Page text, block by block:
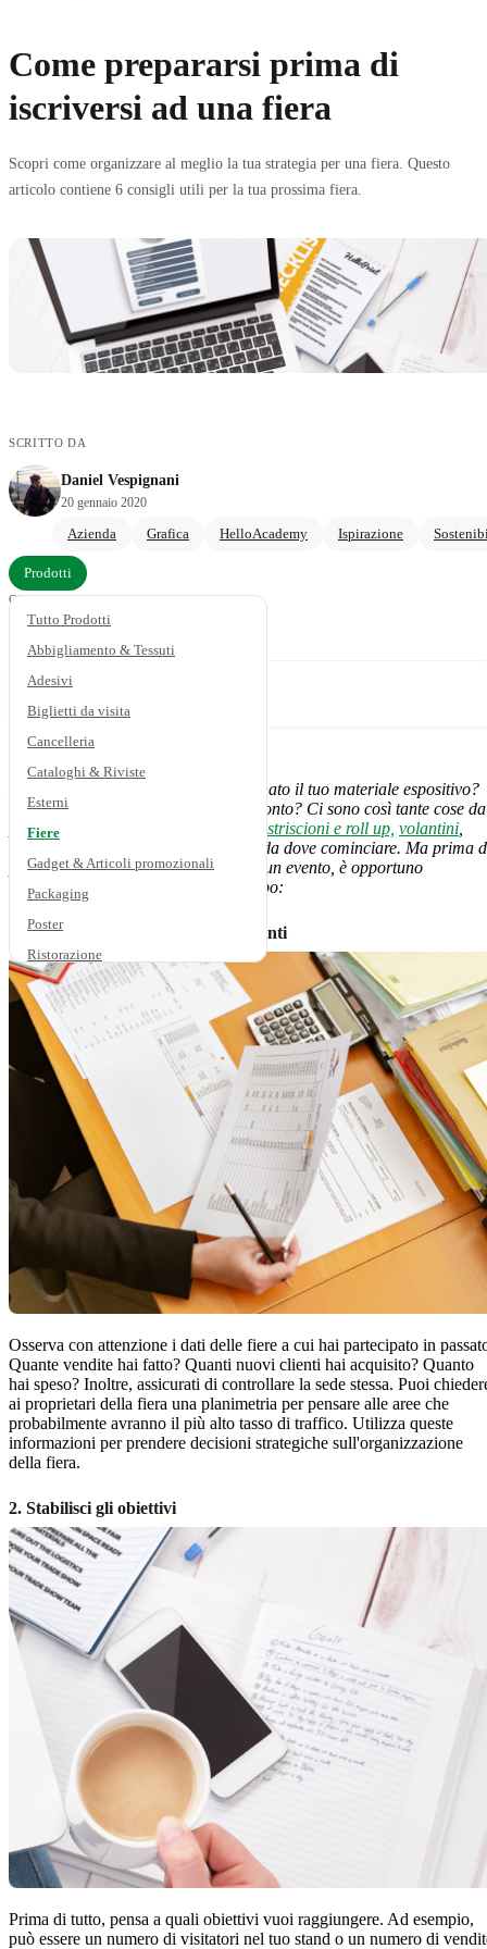
Come prepararsi prima di
iscriversi ad una fiera
Scopri come organizzare al meglio la tua strategia per una fiera. Questo
articolo contiene 6 consigli utili per la tua prossima fiera.
SCRITTO DA
Daniel Vespignani
20 gennaio 2020
Azienda Grafica HelloAcademy Ispirazione
Prodotti
Tutto Prodotti
Abbigliamento & Tessuti
Adesivi
Biglietti da visita
Cancelleria
Cataloghi & Riviste
Esterni
Fiere
Gadget & Articoli promozionali
Packaging
Poster
Ristorazione
Volantini & Depliant
CONDIVIDI
Hai bisogno di aiuto?
Chiedi ai nostri esperti di stampa
Hai progettato il tuo stand? Hai ordinato il tuo materiale espositivo?
Qual è il tuo budget? Il tuo team è pronto? Ci sono così tante cose da
preparare per le fiere:
striscioni e roll up, volantini,
. È difficile decidere da dove cominciare. Ma prima
prendere la decisione di iscriversi ad un evento, è opportuno
organizzarsi al meglio in largo anticipo:
1. Analizza i dati delle fiere precedenti
Osserva con attenzione i dati delle fiere a cui hai partecipato in
Quante vendite hai fatto? Quanti nuovi clienti hai acquisito? Quanto
hai speso? Inoltre, assicurati di controllare la sede stessa. Puoi
ai proprietari della fiera una planimetria per pensare alle aree che
probabilmente avranno il più alto tasso di traffico. Utilizza queste
informazioni per prendere decisioni strategiche sull'organizzazione
della fiera.
2. Stabilisci gli obiettivi
Prima di tutto, pensa a quali obiettivi vuoi raggiungere. Ad esempio,
può essere un numero di visitatori nel tuo stand o un numero di